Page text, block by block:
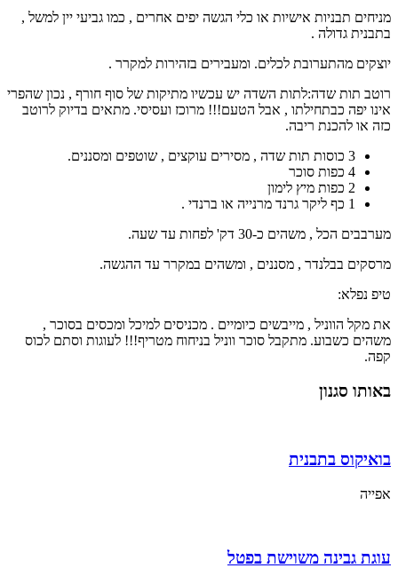
מניחים תבניות אישיות או כלי הגשה יפים אחרים , כמו גביעי יין למשל ,
בתבנית גדולה .
יוצקים מהתערובת לכלים. ומעבירים בזהירות למקרר .
רוטב תות שדה:לתות השדה יש עכשיו מתיקות של סוף חורף , נכון שהפרי
אינו יפה כבתחילתו , אבל הטעם!!! מרוכז ועסיסי. מתאים בדיוק לרוטב
כזה או להכנת ריבה.
3 כוסות תות שדה , מסירים עוקצים , שוטפים ומסננים.
4 כפות סוכר
2 כפות מיץ לימון
1 כף ליקר גרנד מרנייה או ברנדי .
מערבבים הכל , משהים כ-30 דק' לפחות עד שעה.
מרסקים בבלנדר , מסננים , ומשהים במקרר עד ההגשה.
טיפ נפלא:
את מקל הווניל , מייבשים כיומיים . מכניסים למיכל ומכסים בסוכר ,
משהים כשבוע. מתקבל סוכר ווניל בניחוח מטריף!!! לעוגות וסתם לכוס
קפה.
באותו סגנון
בואיקוס בתבנית
אפייה
עוגת גבינה משוישת בפטל